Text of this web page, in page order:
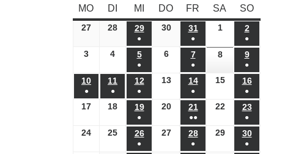
MO MONTAG
DI DIENSTAG
MI MITTWOCH
DO DONNERSTAG
FR FREITAG
SA SAMSTAG
SOSONNTAG
27 27.07.2026
28 28.07.2026
2929.07.2026
●
(1
Veranstaltung)
3030.07.2026
3131.07.2026
●
(1
Veranstaltung)
101.08.2026
202.08.2026
●
(1
Veranstaltung)
3 03.08.2026
4 04.08.2026
505.08.2026
●
(1
Veranstaltung)
606.08.2026
707.08.2026
●
(1
Veranstaltung)
808.08.2026
909.08.2026
●
(1
Veranstaltung)
10 10.08.2026
●
(1
Veranstaltung)
11 11.08.2026
●
(1
Veranstaltung)
1212.08.2026
●
(1
Veranstaltung)
1313.08.2026
1414.08.2026
●
(1
Veranstaltung)
1515.08.2026
1616.08.2026
●
(1
Veranstaltung)
17 17.08.2026
18 18.08.2026
1919.08.2026
●
(1
Veranstaltung)
2020.08.2026
2121.08.2026
●●
(2
Veranstaltungen)
2222.08.2026
2323.08.2026
●
(1
Veranstaltung)
24 24.08.2026
25 25.08.2026
2626.08.2026
●
2727.08.2026
2828.08.2026
●
2929.08.2026
3030.08.2026
●